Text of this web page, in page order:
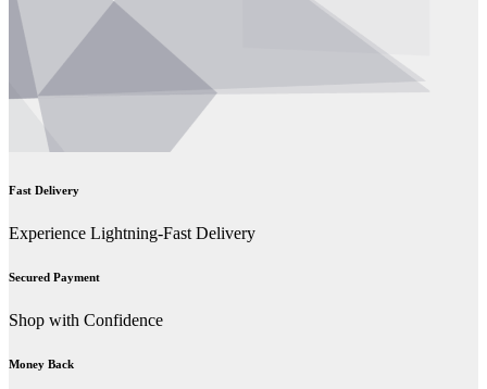
Fast Delivery
Experience Lightning-Fast Delivery
Secured Payment
Shop with Confidence
Money Back